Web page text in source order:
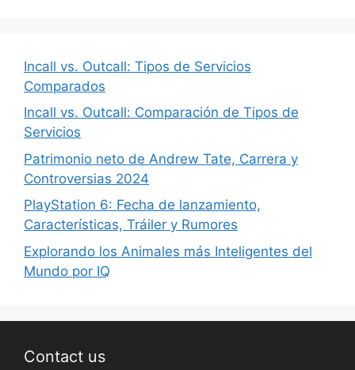
Incall vs. Outcall: Tipos de Servicios
Comparados
Incall vs. Outcall: Comparación de Tipos de
Servicios
Patrimonio neto de Andrew Tate, Carrera y
Controversias 2024
PlayStation 6: Fecha de lanzamiento,
Características, Tráiler y Rumores
Explorando los Animales más Inteligentes del
Mundo por IQ
Contact us